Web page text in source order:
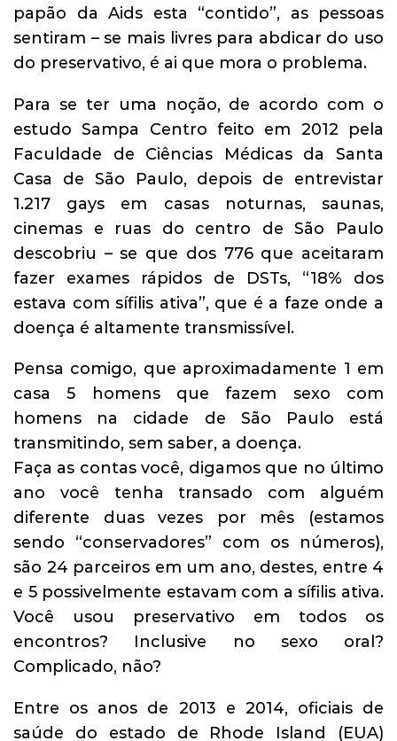
papão da Aids esta “contido”, as pessoas
sentiram – se mais livres para abdicar do uso
do preservativo, é ai que mora o problema.
Para se ter uma noção, de acordo com o
estudo Sampa Centro feito em 2012 pela
Faculdade de Ciências Médicas da Santa
Casa de São Paulo, depois de entrevistar
1.217 gays em casas noturnas, saunas,
cinemas e ruas do centro de São Paulo
descobriu – se que dos 776 que aceitaram
fazer exames rápidos de DSTs, “18% dos
estava com sífilis ativa”, que é a faze onde a
doença é altamente transmissível.
Pensa comigo, que aproximadamente 1 em
casa 5 homens que fazem sexo com
homens na cidade de São Paulo está
transmitindo, sem saber, a doença.
Faça as contas você, digamos que no último
ano você tenha transado com alguém
diferente duas vezes por mês (estamos
sendo “conservadores” com os números),
são 24 parceiros em um ano, destes, entre 4
e 5 possivelmente estavam com a sífilis ativa.
Você usou preservativo em todos os
encontros? Inclusive no sexo oral?
Complicado, não?
Entre os anos de 2013 e 2014, oficiais de
saúde do estado de Rhode Island (EUA)